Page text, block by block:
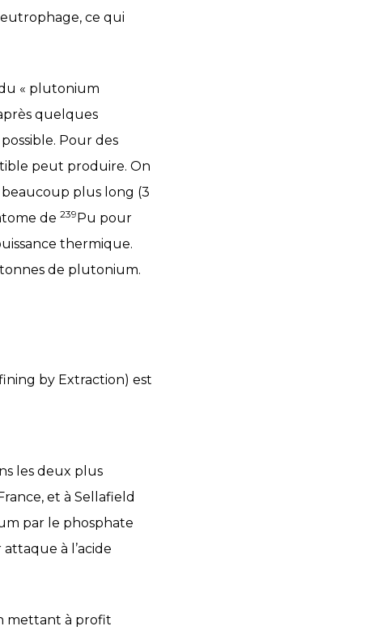
ce qui
« plutonium
quelques
Pour des
peut produire. On
plus long (3
de 239Pu pour
thermique.
tonnes de plutonium.
by Extraction) est
les deux plus
et à Sellafield
par le phosphate
à l’acide
mettant à profit